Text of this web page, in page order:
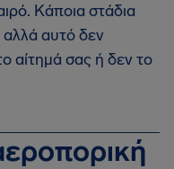
Κάποια στάδια
αλλά αυτό δεν
αίτημά σας ή δεν το